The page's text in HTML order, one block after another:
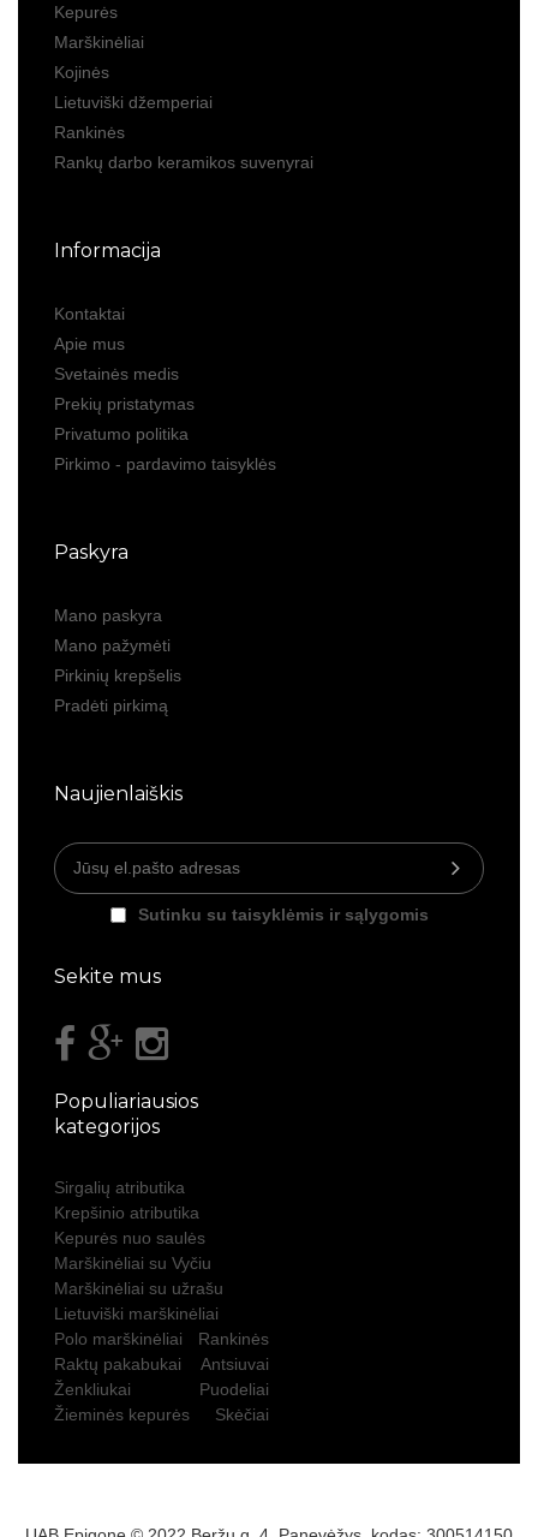
Kepurės
Marškinėliai
Kojinės
Lietuviški džemperiai
Rankinės
Rankų darbo keramikos suvenyrai
Informacija
Kontaktai
Apie mus
Svetainės medis
Prekių pristatymas
Privatumo politika
Pirkimo - pardavimo taisyklės
Paskyra
Mano paskyra
Mano pažymėti
Pirkinių krepšelis
Pradėti pirkimą
Naujienlaiškis
Sutinku su taisyklėmis ir sąlygomis
Sekite mus
Populiariausios
kategorijos
Sirgalių atributika
Krepšinio atributika
Kepurės nuo saulės
Marškinėliai su Vyčiu
Marškinėliai su užrašu
Lietuviški marškinėliai
Polo marškinėliai
Rankinės
Raktų pakabukai
Antsiuvai
Ženkliukai
Puodeliai
Žieminės kepurės
Skėčiai